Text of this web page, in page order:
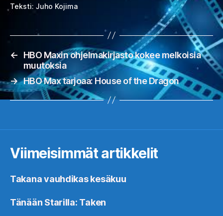
Teksti: Juho Kojima
←
HBO Maxin ohjelmakirjasto kokee melkoisia
muutoksia
→ HBO Max tarjoaa: House of the Dragon
Viimeisimmät artikkelit
Takana vauhdikas kesäkuu
Tänään Starilla: Taken